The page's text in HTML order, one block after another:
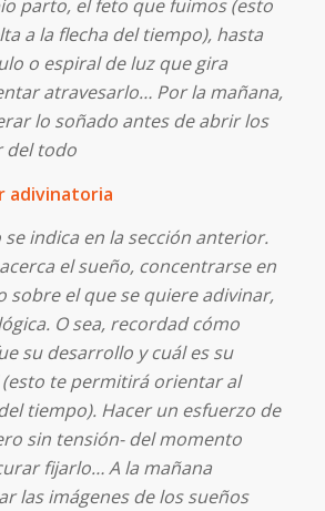
parto, el feto que fuimos (esto
a la flecha del tiempo), hasta
o espiral de luz que gira
atravesarlo… Por la mañana,
lo soñado antes de abrir los
del todo
adivinatoria
indica en la sección anterior.
el sueño, concentrarse en
sobre el que se quiere adivinar,
O sea, recordad cómo
su desarrollo y cuál es su
te permitirá orientar al
tiempo). Hacer un esfuerzo de
sin tensión- del momento
fijarlo… A la mañana
las imágenes de los sueños